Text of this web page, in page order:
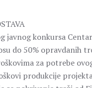
javnog konkursa
do 50% opravdanih
za potrebe
produkcije